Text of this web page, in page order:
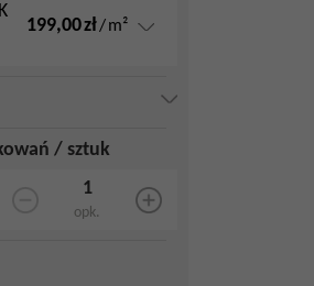
199,00zł/m²
/ sztuk
opk.